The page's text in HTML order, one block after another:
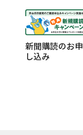
新聞購読のお申
し込み